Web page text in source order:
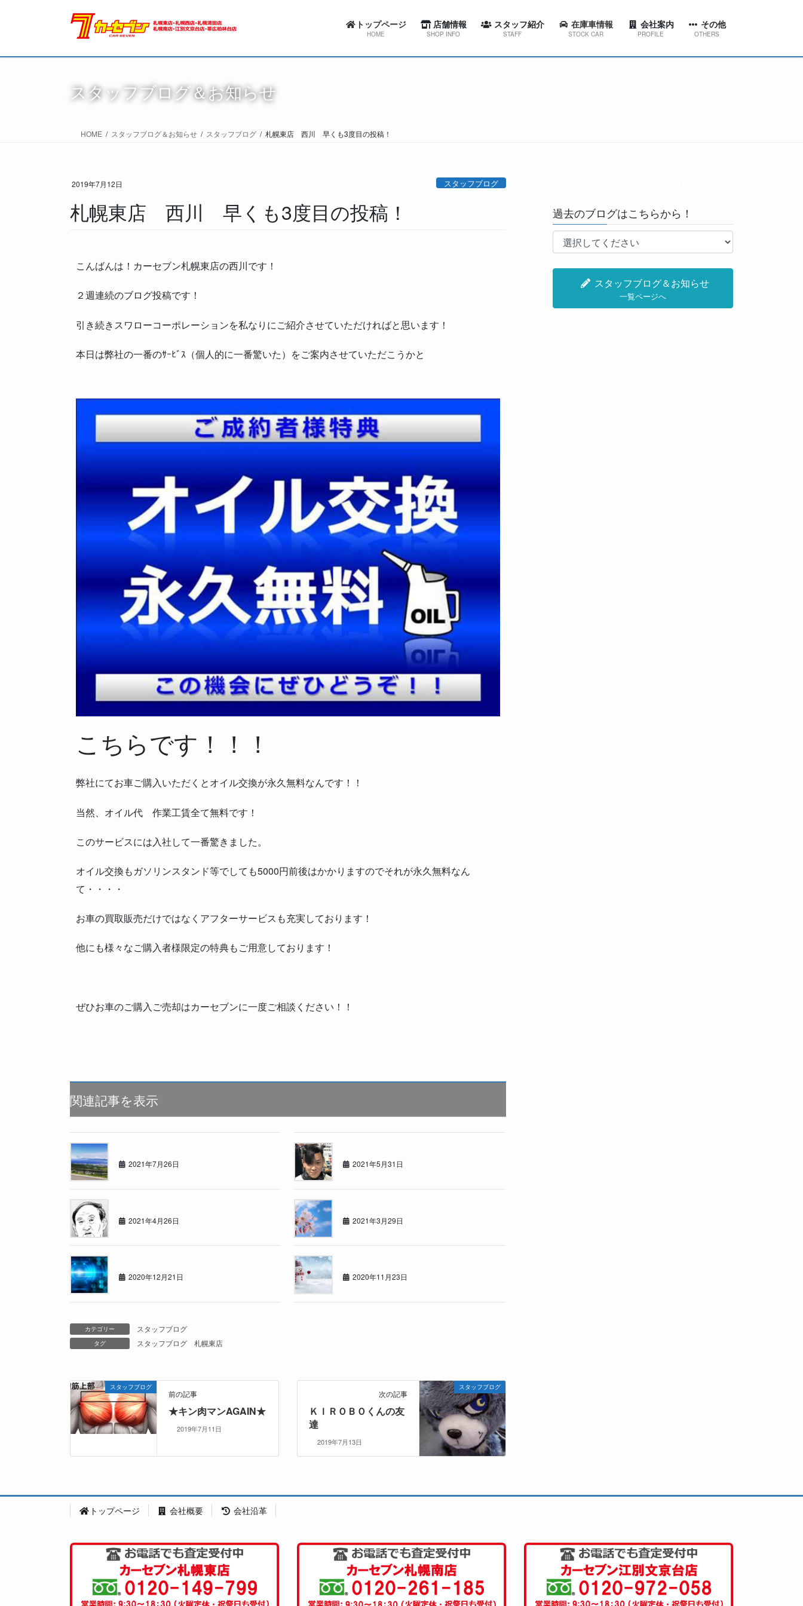
トップページ
HOME
店舗情報
SHOP INFO
カーセブン札幌東店
スタッフ紹介
STAFF
スワローコーポレーション
在庫車情報
STOCK CAR
会社案内
PROFILE
代表挨拶
その他
OTHERS
スタッフブログ＆お知らせ
スタッフブログ＆お知らせ
HOME スタッフブログ＆お知らせ スタッフブログ 札幌東店 西川 早くも3度目の投稿！
2019年7月12日 スタッフブログ
札幌東店 西川 早くも3度目の投稿！
こんばんは！カーセブン札幌東店の西川です！
２週連続のブログ投稿です！
引き続きスワローコーポレーションを私なりにご紹介させていただければと思います！
本日は弊社の一番のｻｰﾋﾞｽ（個人的に一番驚いた）をご案内させていただこうかと
こちらです！！！
弊社にてお車ご購入いただくとオイル交換が永久無料なんです！！
当然、オイル代 作業工賃全て無料です！
このサービスには入社して一番驚きました。
オイル交換もガソリンスタンド等でしても5000円前後はかかりますのでそれが永久無料なん
て・・・・
お車の買取販売だけではなくアフターサービスも充実しております！
他にも様々なご購入者様限定の特典もご用意しております！
ぜひお車のご購入ご売却はカーセブンに一度ご相談ください！！
関連記事を表示
2021年7月26日 2021年5月31日
2021年4月26日 2021年3月29日
2020年12月21日 2020年11月23日
カテゴリー スタッフブログ
タグ スタッフブログ 札幌東店
スタッフブログ
前の記事
★キン肉マンAGAIN★
2019年7月11日
スタッフブログ
次の記事
ＫＩＲＯＢＯくんの友
達
2019年7月13日
過去のブログはこちらから！
スタッフブログ＆お知らせ
一覧ページへ
トップページ 会社概要 会社沿革